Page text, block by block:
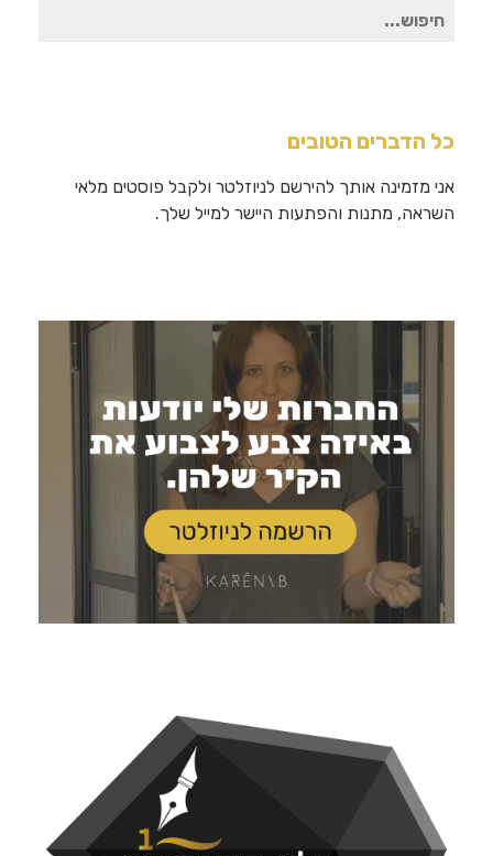
חיפוש
כל הדברים הטובים
אני מזמינה אותך להירשם לניוזלטר ולקבל פוסטים מלאי
השראה, מתנות והפתעות היישר למייל שלך.